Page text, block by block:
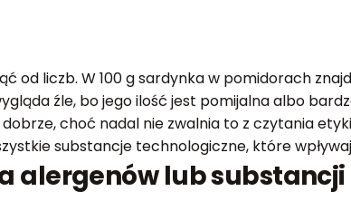
liczb. W 100 g sardynka w pomidorach
źle, bo jego ilość jest pomijalna albo
choć nadal nie zwalnia to z czytania
substancje technologiczne, które
alergenów lub